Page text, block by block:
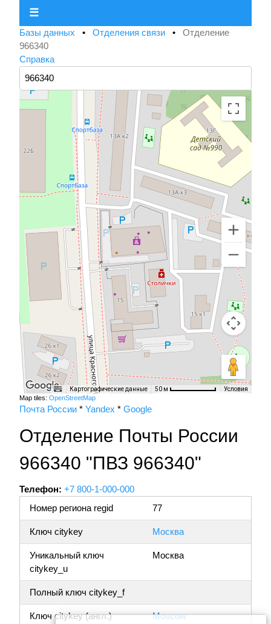
☰
Базы данных • Отделения связи • Отделение
966340
Справка
Картографические данные 50 м Условия
Map tiles: OpenStreetMap
Почта России * Yandex * Google
Отделение Почты России
966340 "ПВЗ 966340"
Телефон: +7 800-1-000-000
Номер региона regid
77
Ключ citykey Москва
Уникальный ключ
citykey_u
Москва
Полный ключ citykey_f
Ключ citykey (англ.) Moscow